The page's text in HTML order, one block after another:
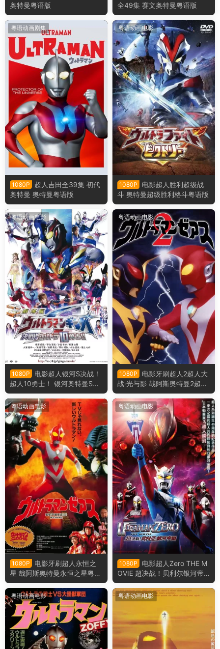
奥特曼粤语版
全49集 赛文奥特曼粤语版
粤语动画剧集
1080P
超人吉田全39集 初代
奥特曼 奥特曼粤语版
粤语动画电影
1080P
电影超人胜利超级战
斗 奥特曼超级胜利格斗粤语版
粤语动画电影
1080P
电影超人银河S决战！
超人10勇士！ 银河奥特曼S决
战！奥特10勇士！粤语版
粤语动画电影
1080P
电影牙刷超人2超人大
战·光与影 哉阿斯奥特曼2超人
大战·光与影粤语版
粤语动画电影
1080P
电影牙刷超人永恒之
星 哉阿斯奥特曼永恒之星粤语
版
粤语动画电影
1080P
电影超人Zero THE M
OVIE 超决战！贝利尔银河帝
国 赛罗奥特曼超决战！贝利亚
银河帝国粤语版
粤语动画电影 粤语动画电影